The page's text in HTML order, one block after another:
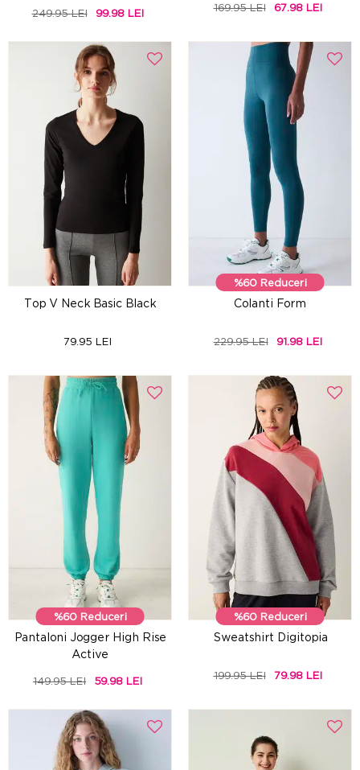
249.95 LEI 99.98 LEI 169.95 LEI 67.98 LEI
Top V Neck Basic Black
79.95 LEI
%60 Reduceri
Colanti Form
229.95 LEI 91.98 LEI
%60 Reduceri
Pantaloni Jogger High Rise
Active
149.95 LEI 59.98 LEI
%60 Reduceri
Sweatshirt Digitopia
199.95 LEI 79.98 LEI